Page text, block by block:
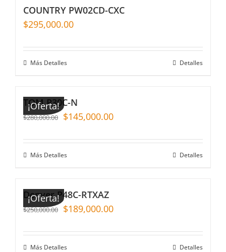
COUNTRY PW02CD-CXC
$295,000.00
Más Detalles Detalles
¡Oferta!
TOM P30C-N
$280,000.00 $145,000.00
Más Detalles Detalles
¡Oferta!
Denver P48C-RTXAZ
$250,000.00 $189,000.00
Más Detalles Detalles